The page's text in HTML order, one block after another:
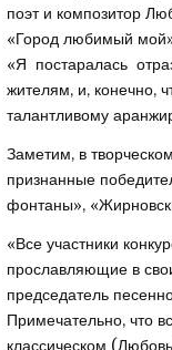
поэт и композитор
«Город любимый
«Я постаралась
жителям, и, конечно,
талантливому
Заметим, в
признанные
фонтаны»,
«Все участники
прославляющие в
председатель
Примечательно, что
классическом